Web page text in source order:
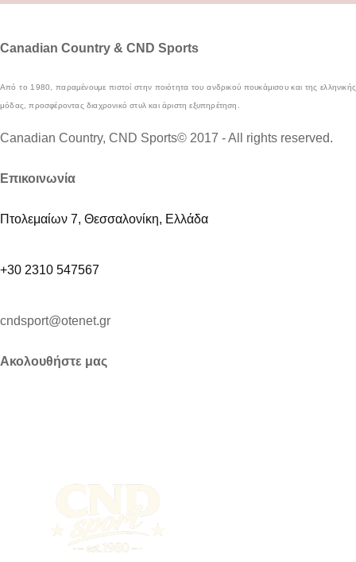
Canadian Country & CND Sports
Από το 1980, παραμένουμε πιστοί στην ποιότητα του ανδρικού πουκάμισου και της ελληνικής
μόδας, προσφέροντας διαχρονικό στυλ και άριστη εξυπηρέτηση.
Canadian Country, CND Sports© 2017 - All rights reserved.
Επικοινωνία
Πτολεμαίων 7, Θεσσαλονίκη, Ελλάδα
+30 2310 547567
cndsport@otenet.gr
Ακολουθήστε μας